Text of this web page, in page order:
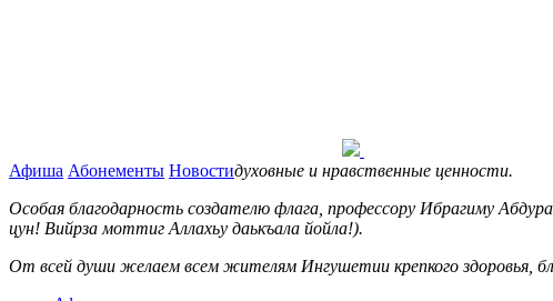
Афиша Абонементы Новостидуховные и нравственные ценности.
Особая благодарность создателю флага, профессору Ибрагиму
цун! Вийрза моттиг Аллахьу даькъала йойла!).
От всей души желаем всем жителям Ингушетии крепкого здоровья,